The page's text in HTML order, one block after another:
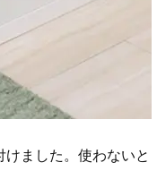
ました。使わないと